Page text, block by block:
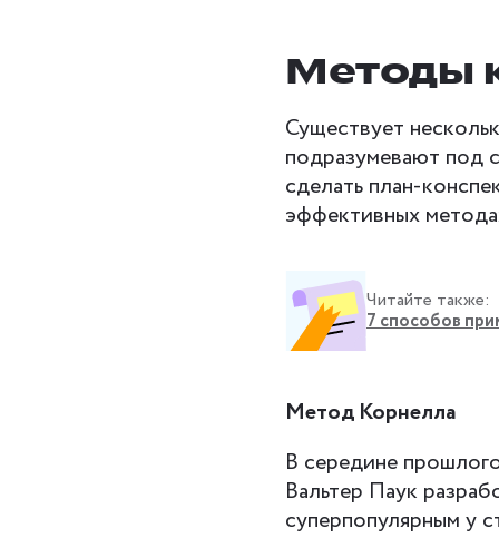
Методы
Существует
подразумевают под
сделать план-
эффективных
Читайте также:
7 способов
Метод Корнелла
В середине
Вальтер Паук
суперпопулярным у